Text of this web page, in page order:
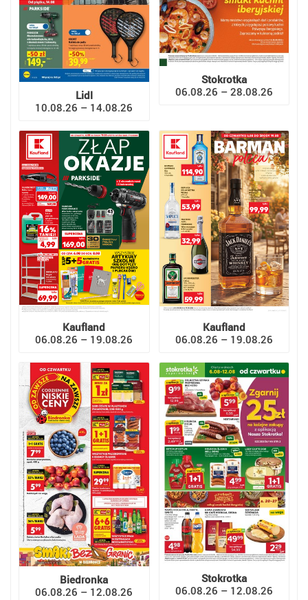
Lidl
10.08.26 – 14.08.26
Stokrotka
06.08.26 – 28.08.26
Kaufland
06.08.26 – 19.08.26
Kaufland
06.08.26 – 19.08.26
Biedronka
06.08.26 – 12.08.26
Stokrotka
06.08.26 – 12.08.26